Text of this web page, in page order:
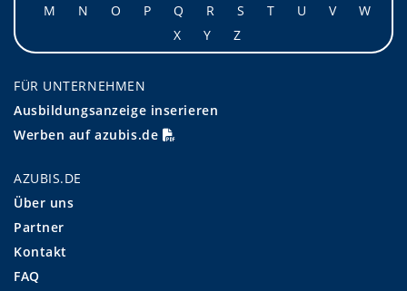
M
N O P Q R S T U V
W
X
Y Z
FÜR UNTERNEHMEN
Ausbildungsanzeige inserieren
Werben auf azubis.de
AZUBIS.DE
Über uns
Partner
Kontakt
FAQ